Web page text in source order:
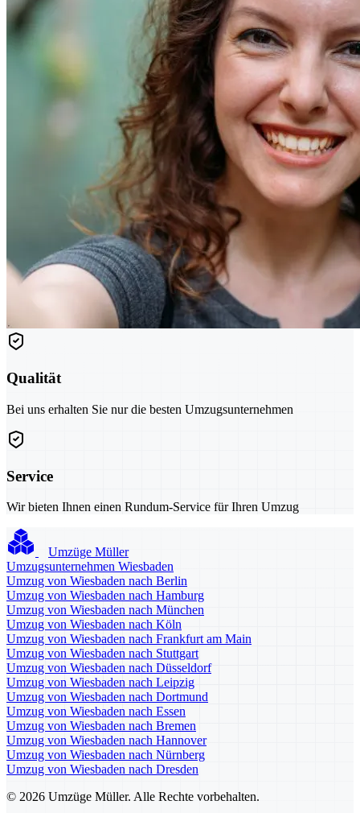
Qualität
Bei uns erhalten Sie nur die besten Umzugsunternehmen
Service
Wir bieten Ihnen einen Rundum-Service für Ihren Umzug
Umzüge Müller
Umzugsunternehmen Wiesbaden
Umzug von Wiesbaden nach Berlin
Umzug von Wiesbaden nach Hamburg
Umzug von Wiesbaden nach München
Umzug von Wiesbaden nach Köln
Umzug von Wiesbaden nach Frankfurt am Main
Umzug von Wiesbaden nach Stuttgart
Umzug von Wiesbaden nach Düsseldorf
Umzug von Wiesbaden nach Leipzig
Umzug von Wiesbaden nach Dortmund
Umzug von Wiesbaden nach Essen
Umzug von Wiesbaden nach Bremen
Umzug von Wiesbaden nach Hannover
Umzug von Wiesbaden nach Nürnberg
Umzug von Wiesbaden nach Dresden
© 2026 Umzüge Müller. Alle Rechte vorbehalten.